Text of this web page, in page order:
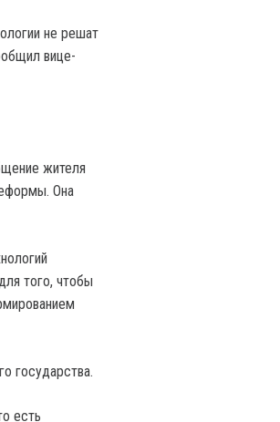
не решат
вице-
жителя
Она
того, чтобы
государства.
есть